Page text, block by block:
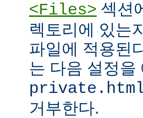
<Files> 섹션
렉토리에 있는
파일에 적용된
는 다음 설정을
거부한다.